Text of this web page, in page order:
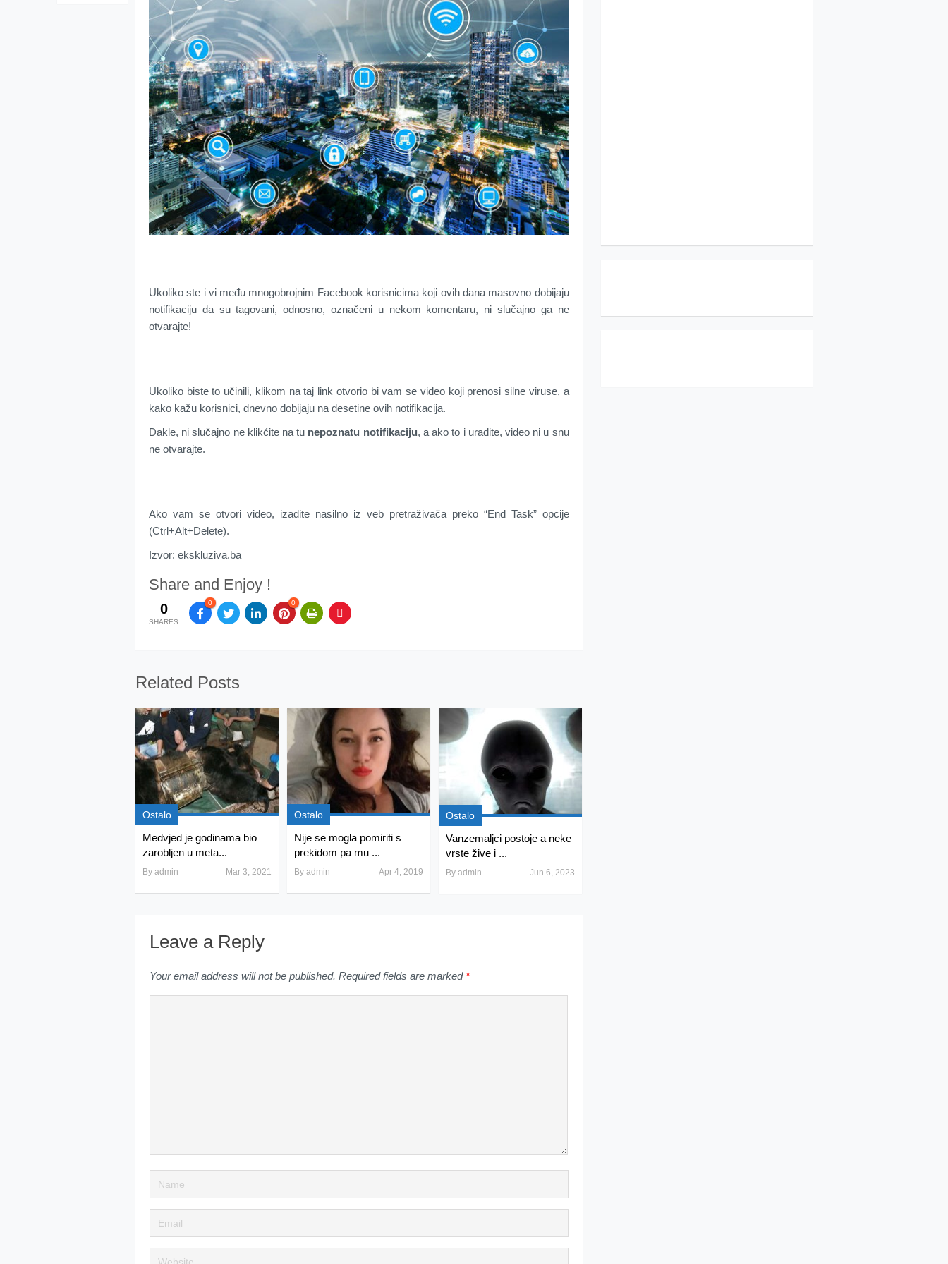
Ukoliko ste i vi među mnogobrojnim Facebook korisnicima koji ovih dana masovno dobijaju
notifikaciju da su tagovani, odnosno, označeni u nekom komentaru, ni slučajno ga ne
otvarajte!
Ukoliko biste to učinili, klikom na taj link otvorio bi vam se video koji prenosi silne viruse, a
kako kažu korisnici, dnevno dobijaju na desetine ovih notifikacija.
Dakle, ni slučajno ne klikćite na tu nepoznatu notifikaciju, a ako to i uradite, video ni u snu
ne otvarajte.
Ako vam se otvori video, izađite nasilno iz veb pretraživača preko “End Task” opcije
(Ctrl+Alt+Delete).
Izvor: ekskluziva.ba
Share and Enjoy !
0
SHARES
0 0
Related Posts
Ostalo
Medvjed je godinama bio
zarobljen u meta...
By admin Mar 3, 2021
Ostalo
Nije se mogla pomiriti s
prekidom pa mu ...
By admin Apr 4, 2019
Ostalo
Vanzemaljci postoje a neke
vrste žive i ...
By admin Jun 6, 2023
Leave a Reply
Your email address will not be published. Required fields are marked *